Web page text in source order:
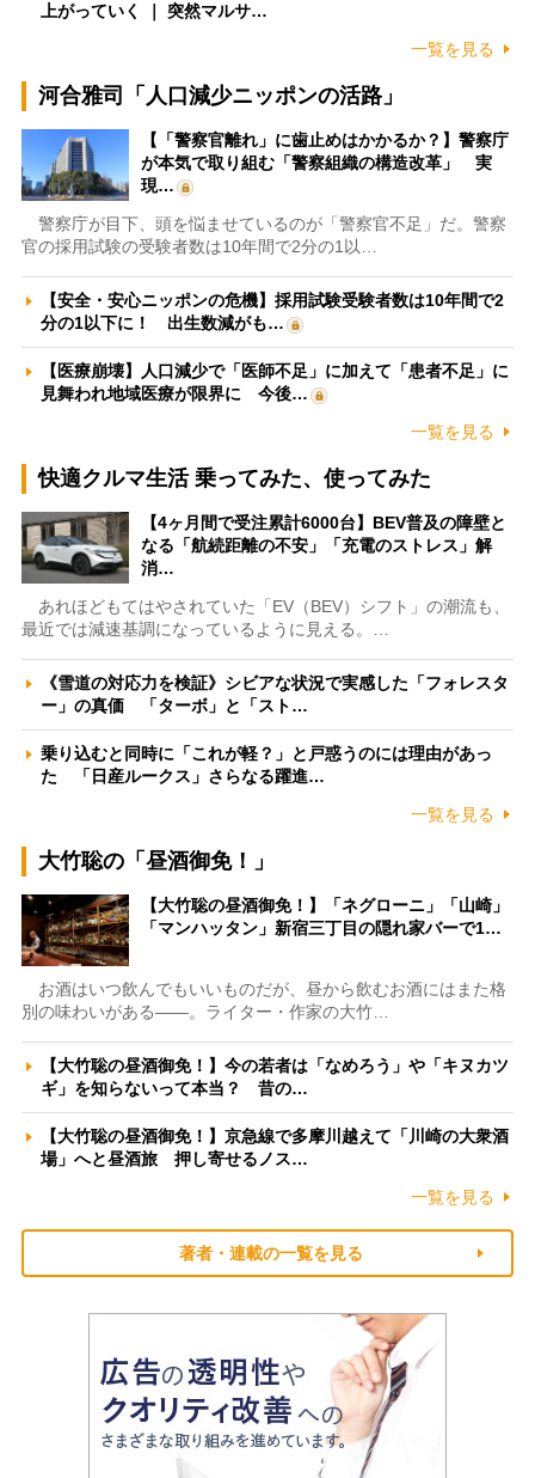
上がっていく ｜ 突然マルサ…
一覧を見る
河合雅司「人口減少ニッポンの活路」
【「警察官離れ」に歯止めはかかるか？】警察庁
が本気で取り組む「警察組織の構造改革」 実
現…
警察庁が目下、頭を悩ませているのが「警察官不足」だ。警察
官の採用試験の受験者数は10年間で2分の1以…
【安全・安心ニッポンの危機】採用試験受験者数は10年間で2
分の1以下に！ 出生数減がも…
【医療崩壊】人口減少で「医師不足」に加えて「患者不足」に
見舞われ地域医療が限界に 今後…
一覧を見る
快適クルマ生活 乗ってみた、使ってみた
【4ヶ月間で受注累計6000台】BEV普及の障壁と
なる「航続距離の不安」「充電のストレス」解
消…
あれほどもてはやされていた「EV（BEV）シフト」の潮流も、
最近では減速基調になっているように見える。…
《雪道の対応力を検証》シビアな状況で実感した「フォレスタ
ー」の真価 「ターボ」と「スト…
乗り込むと同時に「これが軽？」と戸惑うのには理由があっ
た 「日産ルークス」さらなる躍進…
一覧を見る
大竹聡の「昼酒御免！」
【大竹聡の昼酒御免！】「ネグローニ」「山崎」
「マンハッタン」新宿三丁目の隠れ家バーで1…
お酒はいつ飲んでもいいものだが、昼から飲むお酒にはまた格
別の味わいがある――。ライター・作家の大竹…
【大竹聡の昼酒御免！】今の若者は「なめろう」や「キヌカツ
ギ」を知らないって本当？ 昔の…
【大竹聡の昼酒御免！】京急線で多摩川越えて「川崎の大衆酒
場」へと昼酒旅 押し寄せるノス…
一覧を見る
著者・連載の一覧を見る